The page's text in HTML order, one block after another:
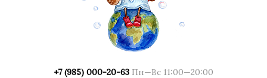
+7 (985) 000-20-63 Пн—Вс 11:00—20:00